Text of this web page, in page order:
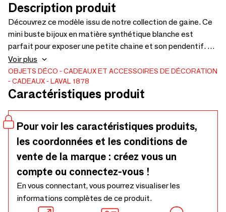
Description produit
Découvrez ce modèle issu de notre collection de gaine. Ce
mini buste bijoux en matière synthétique blanche est
parfait pour exposer une petite chaine et son pendentif. Un
élastique à l'arrière de ce présentoir permet de fixer le
collier. Découvrir le produit
Voir plus
OBJETS DÉCO
CADEAUX ET ACCESSOIRES DE DÉCORATION
CADEAUX
LAVAL 1878
Caractéristiques produit
Pour voir les caractéristiques produits,
les coordonnées et les conditions de
vente de la marque : créez vous un
compte ou connectez-vous !
En vous connectant, vous pourrez visualiser les
informations complètes de ce produit.